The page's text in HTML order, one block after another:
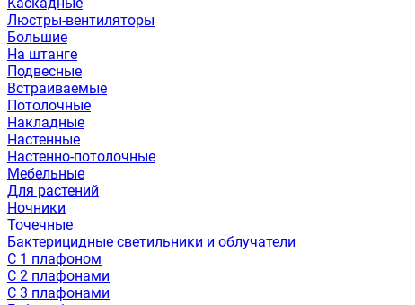
Каскадные
Люстры-вентиляторы
Большие
На штанге
Подвесные
Встраиваемые
Потолочные
Накладные
Настенные
Настенно-потолочные
Мебельные
Для растений
Ночники
Точечные
Бактерицидные светильники и облучатели
С 1 плафоном
С 2 плафонами
С 3 плафонами